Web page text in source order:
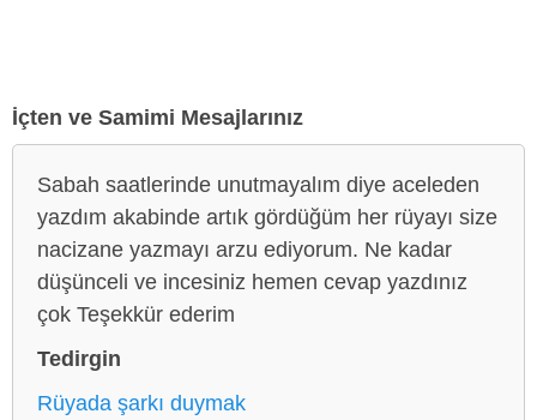
İçten ve Samimi Mesajlarınız
Sabah saatlerinde unutmayalım diye aceleden
yazdım akabinde artık gördüğüm her rüyayı size
nacizane yazmayı arzu ediyorum. Ne kadar
düşünceli ve incesiniz hemen cevap yazdınız
çok Teşekkür ederim
Tedirgin
Rüyada şarkı duymak